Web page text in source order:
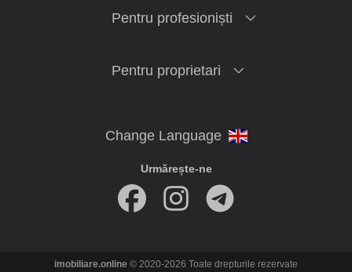
Pentru profesioniști
Pentru proprietari
Urmărește-ne
imobiliare.online © 2020-2026 Toate drepturile rezervate